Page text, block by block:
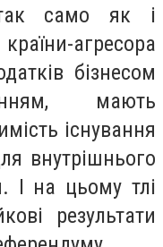
так само як і
агресора
бізнесом
мають
існування
внутрішнього
І на цьому тлі
результати